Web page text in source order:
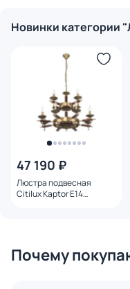
Новинки категории
47 190 ₽
Люстра подвесная
Citilux Kaptor E14
Почему